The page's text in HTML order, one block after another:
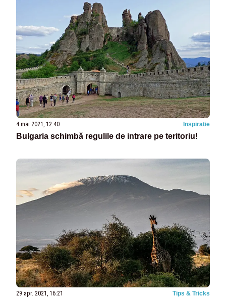
4 mai 2021, 12:40 Inspiratie
Bulgaria schimbă regulile de intrare pe teritoriu!
29 apr. 2021, 16:21 Tips & Tricks